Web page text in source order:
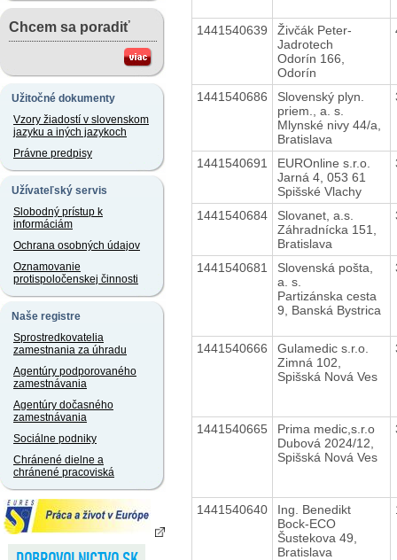
Chcem sa poradiť
Užitočné dokumenty
Vzory žiadostí v slovenskom
jazyku a iných jazykoch
Právne predpisy
Užívateľský servis
Slobodný prístup k
informáciám
Ochrana osobných údajov
Oznamovanie
protispoločenskej činnosti
Naše registre
Sprostredkovatelia
zamestnania za úhradu
Agentúry podporovaného
zamestnávania
Agentúry dočasného
zamestnávania
Sociálne podniky
Chránené dielne a
chránené pracoviská
1441540639
Živčák Peter-
Jadrotech
Odorín 166,
Odorín
1441540686
Slovenský plyn.
priem., a. s.
Mlynské nivy 44/a,
Bratislava
1441540691
EUROnline s.r.o.
Jarná 4, 053 61
Spišské Vlachy
1441540684
Slovanet, a.s.
Záhradnícka 151,
Bratislava
1441540681
Slovenská pošta,
a. s.
Partizánska cesta
9, Banská Bystrica
1441540666
Gulamedic s.r.o.
Zimná 102,
Spišská Nová Ves
1441540665
Prima medic,s.r.o
Dubová 2024/12,
Spišská Nová Ves
1441540640
Ing. Benedikt
Bock-ECO
Šustekova 49,
Bratislava